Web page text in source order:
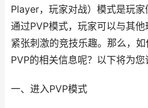
Player，玩家对战）模式是玩家
通过PVP模式，玩家可以与其
紧张刺激的竞技乐趣。那么，
PVP的相关信息呢？以下将为您
一、进入PVP模式